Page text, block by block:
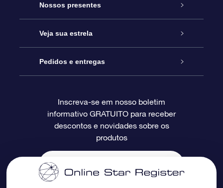
Serviço
Entre em contato conosco
Blog
Avaliações
Nossos presentes
Presente estrelar on-line
Pacote de presente da OSR
O cartão de presente da OSR
Presentes corporativos
Veja sua estrela
Star Register
Página estelar personalizada
Um Milhão de Estrelas
OSR Starsaver
Pedidos e entregas
Informações de pagamento
Política de devolução
Inscreva-se em nosso boletim
informativo GRATUITO para receber
descontos e novidades sobre os
produtos